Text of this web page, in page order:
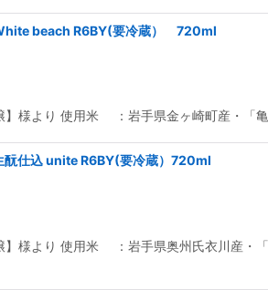
beach R6BY(要冷蔵） 720ml
】様より 使用米 ：岩手県金ヶ崎町産・
仕込 unite R6BY(要冷蔵）720ml
様より 使用米 ：岩手県奥州氏衣川産